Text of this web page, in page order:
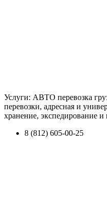
Услуги: АВТО перевозка
перевозки, адресная и
хранение, экспедирование и
8 (812) 605-00-25